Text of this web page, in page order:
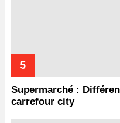
Supermarché :
carrefour city